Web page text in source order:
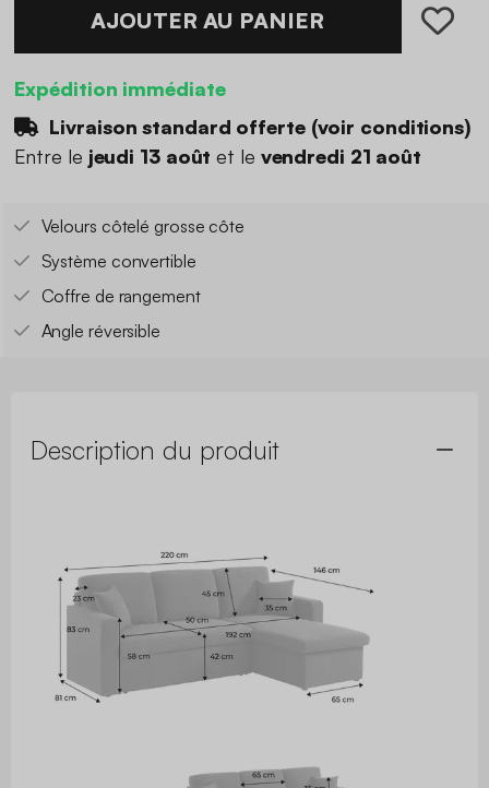
AJOUTER AU PANIER
Expédition immédiate
Livraison standard offerte (voir conditions)
Entre le jeudi 13 août et le vendredi 21 août
Velours côtelé grosse côte
Système convertible
Coffre de rangement
Angle réversible
Description du produit